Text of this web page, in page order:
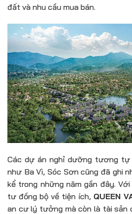
đất và nhu cầu mua bán.
Các dự án nghỉ dưỡng tương tự
như Ba Vì, Sóc Sơn cũng đã ghi
kể trong những năm gần đây.
tư đồng bộ về tiện ích, QUEEN
an cư lý tưởng mà còn là tài sản